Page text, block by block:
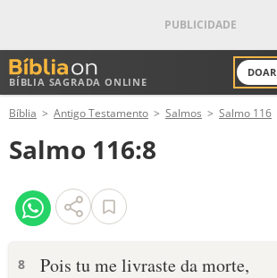
BÍBLIA SAGRADA ONLINE
DOAR
ANTIGO TESTAMENTO
NOVO TESTAMENTO
VERSÍCULOS
Bíblia Antigo Testamento Salmos Salmo 116
Salmo 116:8
8
Pois tu me livraste da morte,